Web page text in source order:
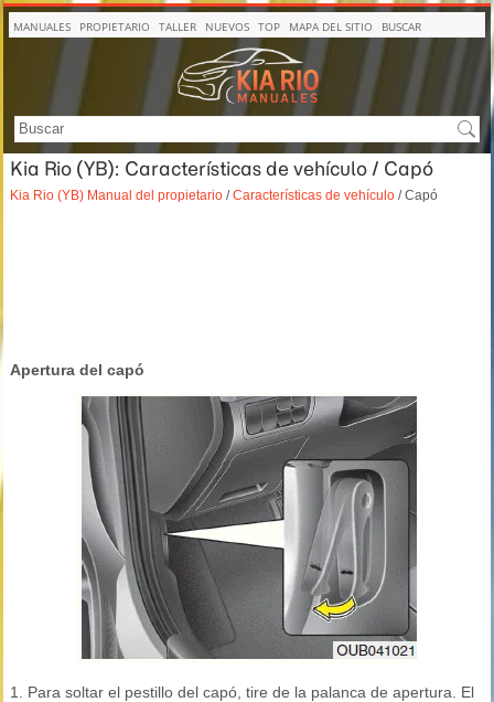
MANUALES PROPIETARIO TALLER NUEVOS TOP MAPA DEL SITIO BUSCAR
Kia Rio (YB): Características de vehículo / Capó
Kia Rio (YB) Manual del propietario /Características de vehículo / Capó
Apertura del capó
1. Para soltar el pestillo del capó, tire de la palanca de apertura. El